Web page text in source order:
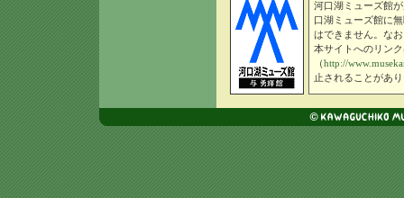
河口湖ミューズ館
口湖ミューズ館に
はできません。な
本サイトへのリン
（http://
止されることがあ